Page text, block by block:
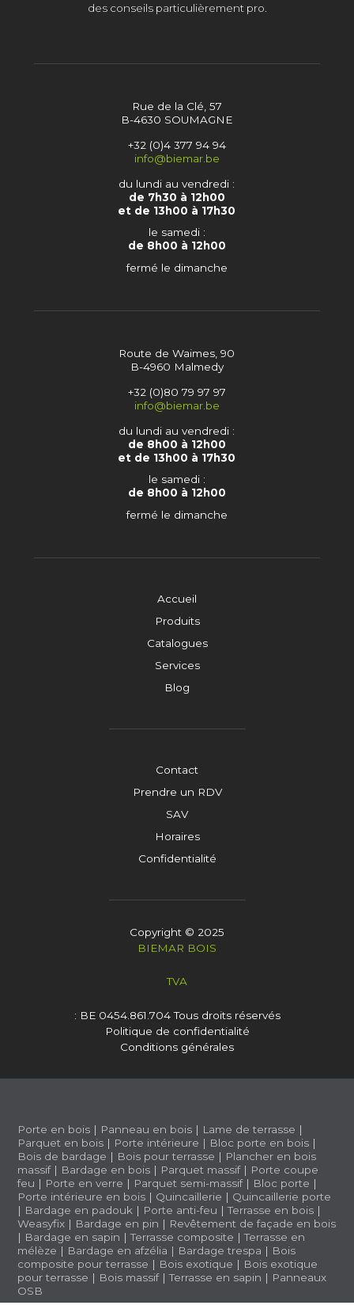
des conseils particulièrement pro.
Accueil
Produits
Catalogues
Services
Blog
Contact
Prendre un RDV
SAV
Horaires
Confidentialité
Rue de la Clé, 57
B-4630 SOUMAGNE
+32 (0)4 377 94 94
info@biemar.be
du lundi au vendredi :
de 7h30 à 12h00
et de 13h00 à 17h30
le samedi :
de 8h00 à 12h00
fermé le dimanche
Route de Waimes, 90
B-4960 Malmedy
+32 (0)80 79 97 97
info@biemar.be
du lundi au vendredi :
de 8h00 à 12h00
et de 13h00 à 17h30
le samedi :
de 8h00 à 12h00
fermé le dimanche
Copyright © 2025
BIEMAR BOIS
TVA
: BE 0454.861.704Tous droits réservés
Politique de confidentialité
Conditions générales
Porte en bois | Panneau en bois | Lame de terrasse |
Parquet en bois | Porte intérieure | Bloc porte en bois |
Bois de bardage | Bois pour terrasse | Plancher en bois
massif| Bardage en bois | Parquet massif| Porte coupe
feu | Porte en verre | Parquet semi-massif| Bloc porte |
Porte intérieure en bois | Quincaillerie | Quincaillerie porte
| Bardage en padouk | Porte anti-feu |Terrasse en bois |
Weasyfix | Bardage en pin | Revêtement de façade en bois
| Bardage en sapin |Terrasse composite |Terrasse en
mélèze | Bardage en afzélia | Bardage trespa | Bois
composite pour terrasse | Bois exotique | Bois exotique
pour terrasse | Bois massif|Terrasse en sapin | Panneaux
OSB